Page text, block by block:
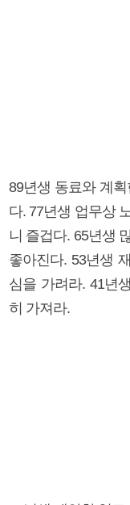
89년생 동료와 계
다. 77년생 업무상
니 즐겁다. 65년생
좋아진다. 53년생
심을 가려라. 41년
히 가져라.